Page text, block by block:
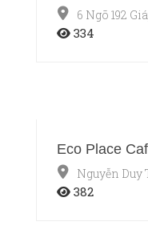
6 Ngõ 192
334
Eco Place
Nguyễn Duy
382